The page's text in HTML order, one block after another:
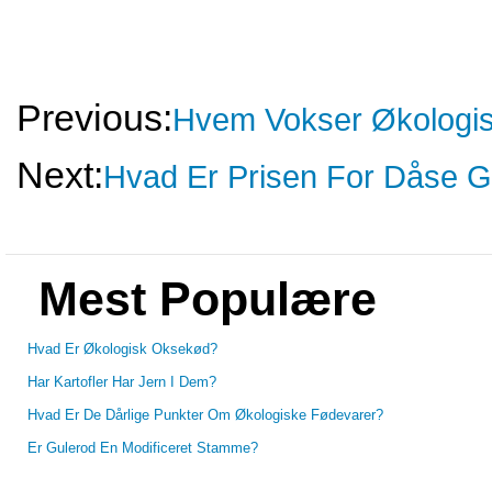
Previous:Hvem Vokser
Next:Hvad Er Prisen For Dåse
Mest Populære
Hvad Er Økologisk Oksekød?
Har Kartofler Har Jern I Dem?
Hvad Er De Dårlige Punkter Om Økologiske Fødevarer?
Er Gulerod En Modificeret Stamme?